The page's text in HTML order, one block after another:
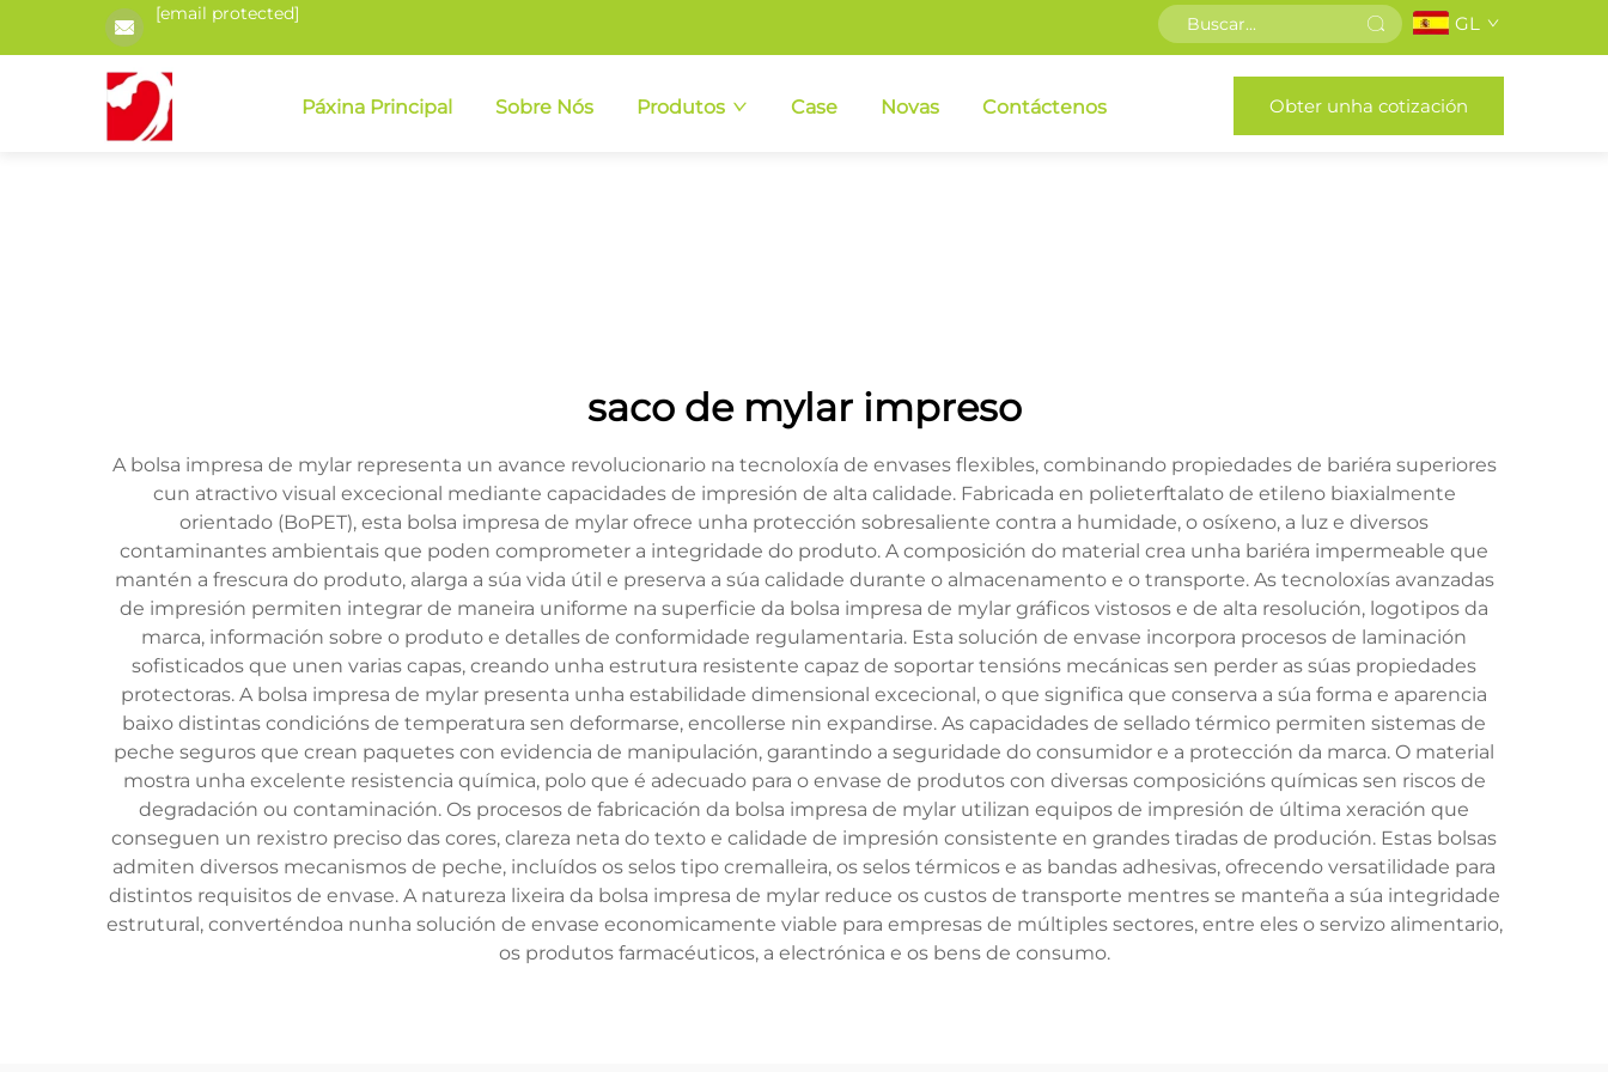
[email protected] GL
Páxina Principal Sobre Nós Produtos Case Novas Contáctenos Obter unha cotización
saco de mylar impreso
A bolsa impresa de mylar representa un avance revolucionario na tecnoloxía de envases flexibles, combinando propiedades de bariéra superiores
cun atractivo visual excecional mediante capacidades de impresión de alta calidade. Fabricada en polieterftalato de etileno biaxialmente
orientado (BoPET), esta bolsa impresa de mylar ofrece unha protección sobresaliente contra a humidade, o osíxeno, a luz e diversos
contaminantes ambientais que poden comprometer a integridade do produto. A composición do material crea unha bariéra impermeable que
mantén a frescura do produto, alarga a súa vida útil e preserva a súa calidade durante o almacenamento e o transporte. As tecnoloxías avanzadas
de impresión permiten integrar de maneira uniforme na superficie da bolsa impresa de mylar gráficos vistosos e de alta resolución, logotipos da
marca, información sobre o produto e detalles de conformidade regulamentaria. Esta solución de envase incorpora procesos de laminación
sofisticados que unen varias capas, creando unha estrutura resistente capaz de soportar tensións mecánicas sen perder as súas propiedades
protectoras. A bolsa impresa de mylar presenta unha estabilidade dimensional excecional, o que significa que conserva a súa forma e aparencia
baixo distintas condicións de temperatura sen deformarse, encollerse nin expandirse. As capacidades de sellado térmico permiten sistemas de
peche seguros que crean paquetes con evidencia de manipulación, garantindo a seguridade do consumidor e a protección da marca. O material
mostra unha excelente resistencia química, polo que é adecuado para o envase de produtos con diversas composicións químicas sen riscos de
degradación ou contaminación. Os procesos de fabricación da bolsa impresa de mylar utilizan equipos de impresión de última xeración que
conseguen un rexistro preciso das cores, clareza neta do texto e calidade de impresión consistente en grandes tiradas de produción. Estas bolsas
admiten diversos mecanismos de peche, incluídos os selos tipo cremalleira, os selos térmicos e as bandas adhesivas, ofrecendo versatilidade para
distintos requisitos de envase. A natureza lixeira da bolsa impresa de mylar reduce os custos de transporte mentres se manteña a súa integridade
estrutural, converténdoa nunha solución de envase economicamente viable para empresas de múltiples sectores, entre eles o servizo alimentario,
os produtos farmacéuticos, a electrónica e os bens de consumo.